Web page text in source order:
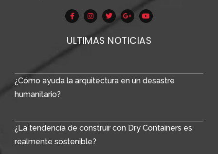
ULTIMAS NOTICIAS
¿Cómo ayuda la arquitectura en un desastre
humanitario?
¿La tendencia de construir con Dry Containers es
realmente sostenible?